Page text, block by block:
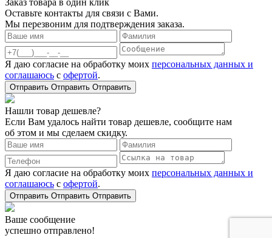
Заказ товара в один клик
Оставьте контакты для связи с Вами.
Мы перезвоним для подтверждения заказа.
Я даю согласие на обработку моих персональных данных и
соглашаюсь с офертой.
Отправить Отправить Отправить
Нашли товар дешевле?
Если Вам удалось найти товар дешевле, сообщите нам
об этом и мы сделаем скидку.
Я даю согласие на обработку моих персональных данных и
соглашаюсь с офертой.
Отправить Отправить Отправить
Ваше сообщение
успешно отправлено!